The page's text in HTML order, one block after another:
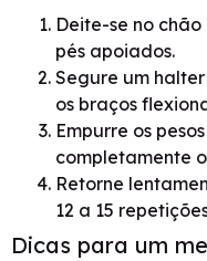
Deite-se no
pés apoiados.
Segure um
os braços
Empurre os
completamente
Retorne
12 a 15
Dicas para um